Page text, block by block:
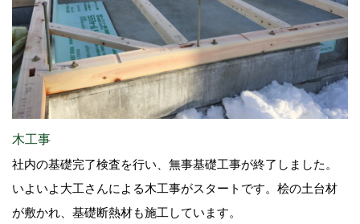
木工事
社内の基礎完了検査を行い、無事基礎工事が終了しました。
いよいよ大工さんによる木工事がスタートです。桧の土台材
が敷かれ、基礎断熱材も施工しています。